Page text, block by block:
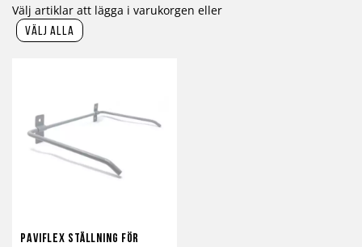
Välj artiklar att lägga i varukorgen eller
välj alla
Paviflex Ställning för